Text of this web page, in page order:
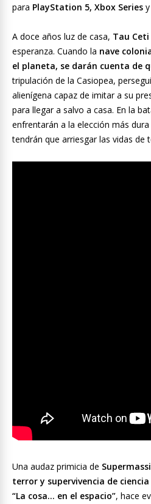
para PlayStation 5, Xbox Series y
A doce años luz de casa, Tau
esperanza. Cuando la nave
el planeta, se darán cuenta de
tripulación de la Casiopea,
alienígena capaz de imitar a su
para llegar a salvo a casa. En la
enfrentarán a la elección más
tendrán que arriesgar las vidas de
Una audaz primicia de
terror y supervivencia de
“La cosa… en el espacio”, hace